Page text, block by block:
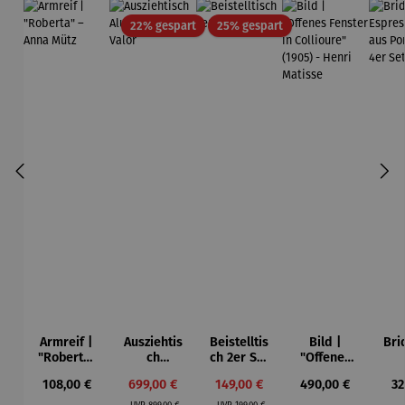
Armreif |
"Roberta"
Mütz
Regulärer Preis:
108,00 €
22% gespartRabatt
Ausziehtis
ch
– Valor
Verkaufspreis:
699,00 €
Regulärer Preis:
25% gespartRabatt
Beistelltis
ch 2er Set
Verkaufspreis:
149,00 €
Regulärer Preis:
Bild |
"Offenes
Collioure"
Regulärer Preis:
490,00 €